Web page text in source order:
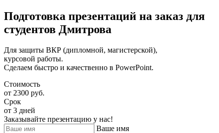
Подготовка презентаций на заказ для
студентов Дмитрова
Для защиты ВКР (дипломной, магистерской),
курсовой работы.
Сделаем быстро и качественно в PowerPoint.
Стоимость
от 2300 руб.
Срок
от 3 дней
Заказывайте презентацию у нас!
Ваше имя